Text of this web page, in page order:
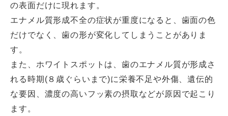
の表面だけに現れます。
エナメル質形成不全の症状が重度になると、歯面の色
だけでなく、歯の形が変化してしまうことがありま
す。
また、ホワイトスポットは、歯のエナメル質が形成さ
れる時期(８歳ぐらいまで)に栄養不足や外傷、遺伝的
な要因、濃度の高いフッ素の摂取などが原因で起こり
ます。